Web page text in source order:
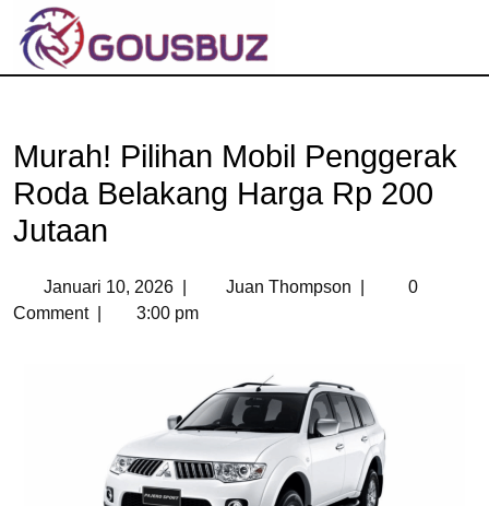
Murah! Pilihan Mobil Penggerak
Roda Belakang Harga Rp 200
Jutaan
Januari 10, 2026 Juan Thompson
0
Comment
3:00 pm